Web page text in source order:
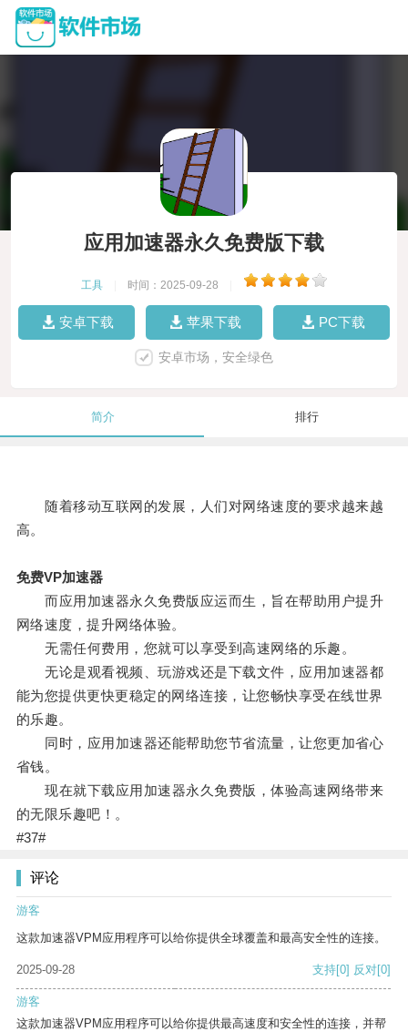
应用加速器永久免费版下载
工具 时间：2025-09-28
安卓下载 苹果下载 PC下载
安卓市场，安全绿色
简介 排行
随着移动互联网的发展，人们对网络速度的要求越来越
高。
免费VP加速器
而应用加速器永久免费版应运而生，旨在帮助用户提升
网络速度，提升网络体验。
无需任何费用，您就可以享受到高速网络的乐趣。
无论是观看视频、玩游戏还是下载文件，应用加速器都
能为您提供更快更稳定的网络连接，让您畅快享受在线世界
的乐趣。
同时，应用加速器还能帮助您节省流量，让您更加省心
省钱。
现在就下载应用加速器永久免费版，体验高速网络带来
的无限乐趣吧！。
#37#
评论
游客
这款加速器VPM应用程序可以给你提供全球覆盖和最高安全性的连接。
2025-09-28 支持[0] 反对[0]
游客
这款加速器VPM应用程序可以给你提供最高速度和安全性的连接，并帮